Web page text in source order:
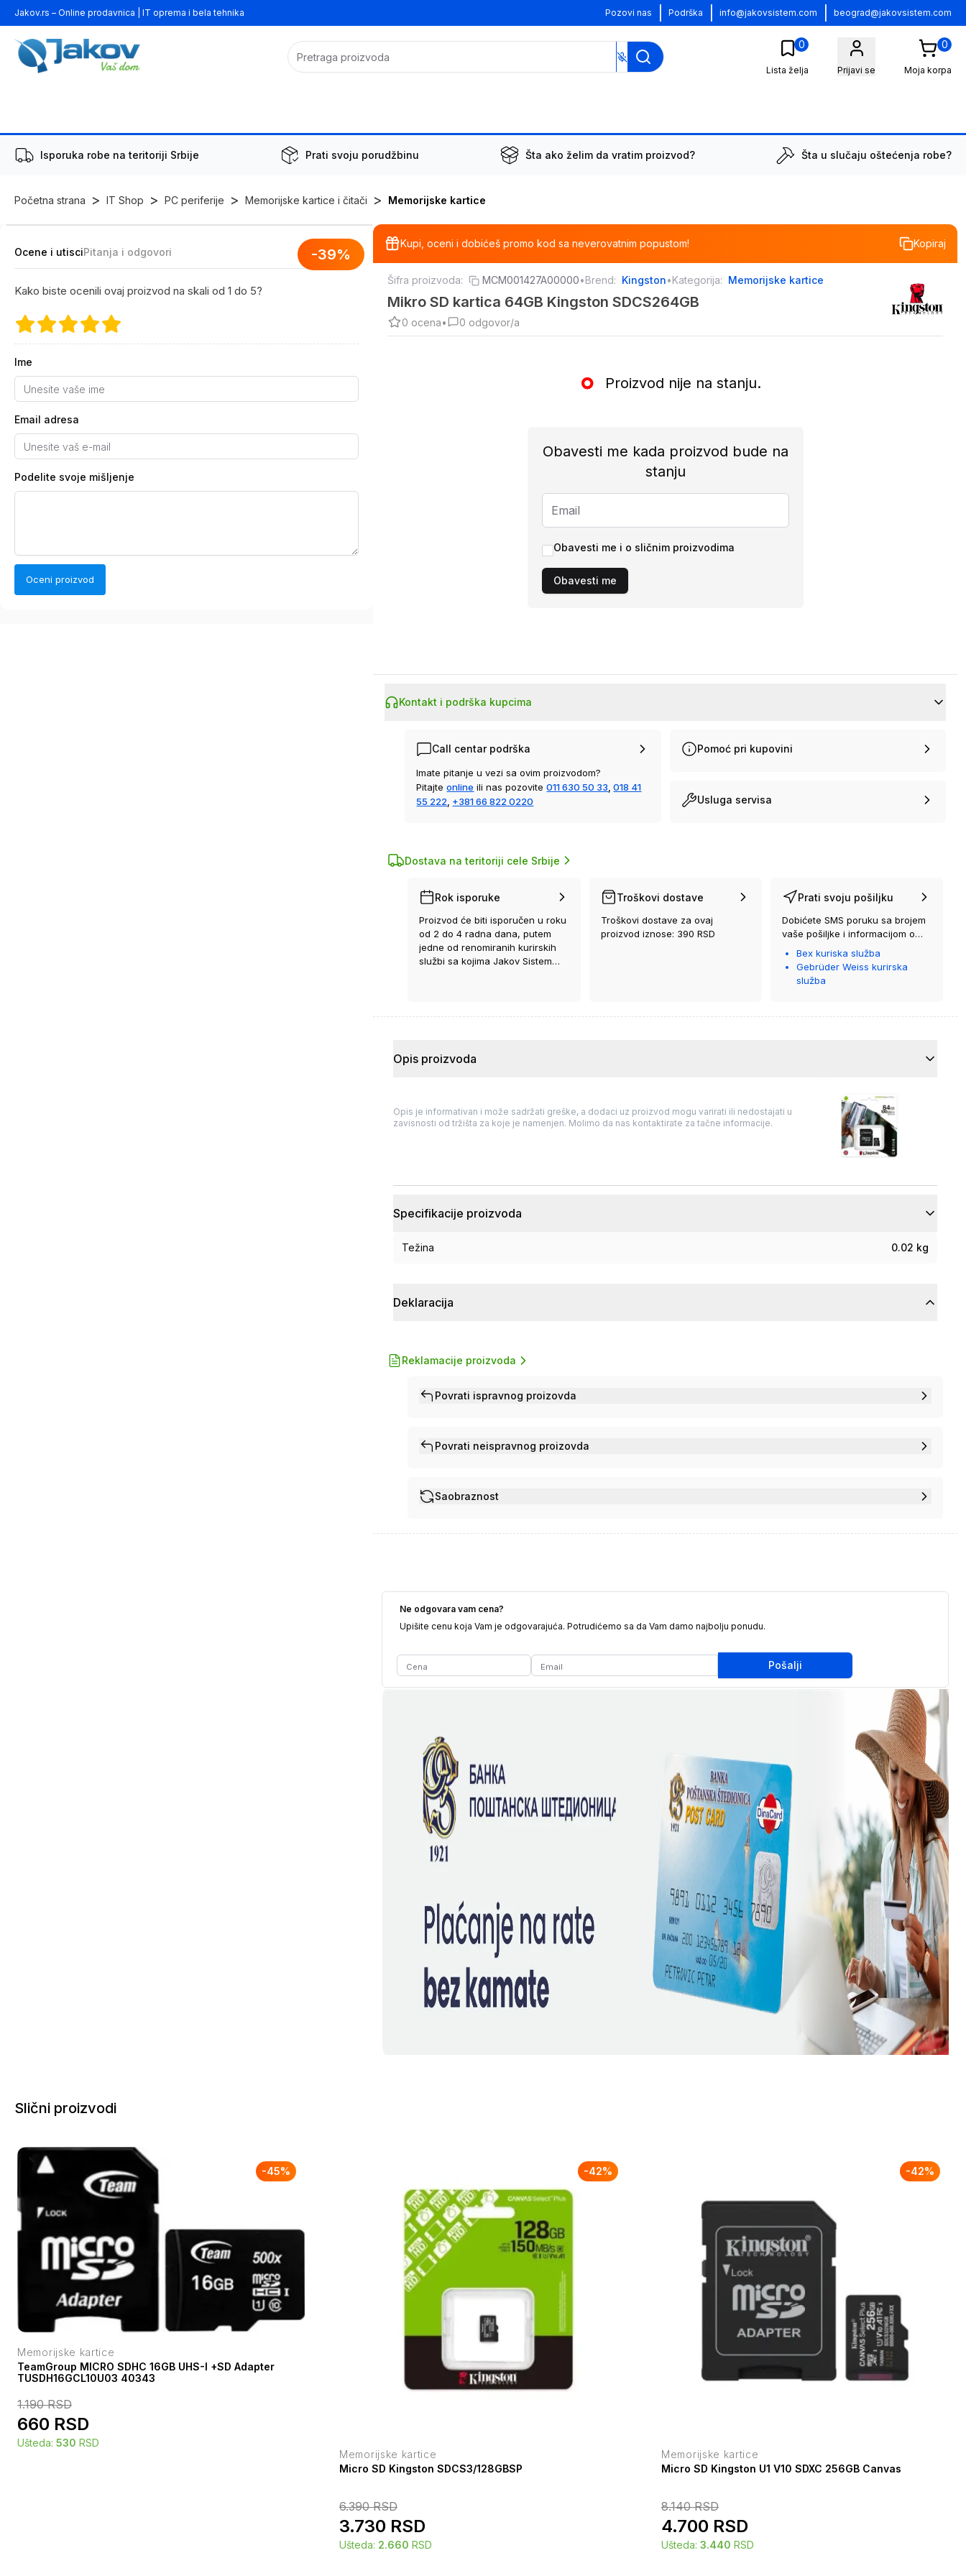
Jakov.rs – Online prodavnica | IT oprema i bela tehnika Pozovi nas Podrška info@jakovsistem.com beograd@jakovsistem.com
0
Lista želja Prijavi se
0
Moja korpa
Isporuka robe na teritoriji Srbije Prati svoju porudžbinu Šta ako želim da vratim proizvod? Šta u slučaju oštećenja robe?
Početna strana > IT Shop > PC periferije > Memorijske kartice i čitači > Memorijske kartice
-39%
Ocene i utisciPitanja i odgovori
Kako biste ocenili ovaj proizvod na skali od 1 do 5?
Ime
Email adresa
Podelite svoje mišljenje
Oceni proizvod
Kupi, oceni i dobićeš promo kod sa neverovatnim popustom! Kopiraj
Šifra proizvoda: MCM001427A00000•Brend: Kingston•Kategorija: Memorijske kartice
Mikro SD kartica 64GB Kingston SDCS264GB
0 ocena• 0 odgovor/a
Proizvod nije na stanju.
Obavesti me kada proizvod bude na
stanju
Obavesti me i o sličnim proizvodima
Obavesti me
Kontakt i podrška kupcima
Call centar podrška
Imate pitanje u vezi sa ovim proizvodom?
Pitajte online ili nas pozovite 011 630 50 33 018 41
55 222 +381 66 822 0220
Pomoć pri kupovini
Usluga servisa
Dostava na teritoriji cele Srbije
Rok isporuke
Proizvod će biti isporučen u roku
od 2 do 4 radna dana, putem
jedne od renomiranih kurirskih
službi sa kojima Jakov Sistem
Troškovi dostave
Troškovi dostave za ovaj
proizvod iznose: 390 RSD
Prati svoju pošiljku
Dobićete SMS poruku sa brojem
vaše pošiljke i informacijom o
kurirskoj službi koja će vam je
Bex kuriska služba
Gebrüder Weiss kurirska
služba
Opis proizvoda
Opis je informativan i može sadržati greške, a dodaci uz proizvod mogu varirati ili nedostajati u
zavisnosti od tržišta za koje je namenjen. Molimo da nas kontaktirate za tačne informacije.
Specifikacije proizvoda
Težina 0.02 kg
Deklaracija
Reklamacije proizvoda
Povrati ispravnog proizovda
Povrati neispravnog proizovda
Saobraznost
Ne odgovara vam cena?
Upišite cenu koja Vam je odgovarajuća. Potrudićemo sa da Vam damo najbolju ponudu.
Pošalji
Slični proizvodi
-45%
Memorijske kartice
TeamGroup MICRO SDHC 16GB UHS-I +SD Adapter
TUSDH16GCL10U03 40343
1.190RSD
660 RSD
Ušteda: 530 RSD
-42%
Memorijske kartice
Micro SD Kingston SDCS3/128GBSP
6.390RSD
3.730 RSD
Ušteda: 2.660 RSD
-42%
Memorijske kartice
Micro SD Kingston U1 V10 SDXC 256GB Canvas
8.140RSD
4.700 RSD
Ušteda: 3.440 RSD